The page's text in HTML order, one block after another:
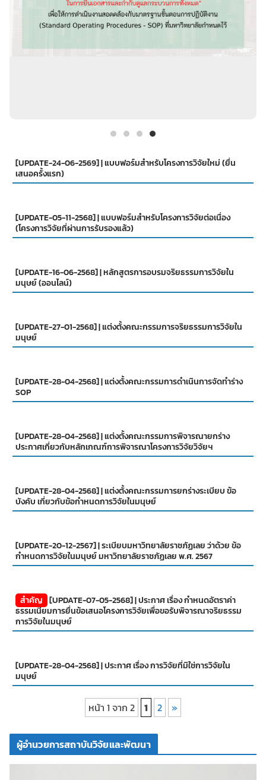
[UPDATE-24-06-2569] | แบบฟอร์มสำหรับโครงการวิจัยใหม่ (ยื่น
เสนอครั้งแรก)
[UPDATE-05-11-2568] | แบบฟอร์มสำหรับโครงการวิจัยต่อเนื่อง
(โครงการวิจัยที่ผ่านการรับรองแล้ว)
[UPDATE-16-06-2568] | หลักสูตรการอบรมจริยธรรมการวิจัยใน
มนุษย์ (ออนไลน์)
[UPDATE-27-01-2568] | แต่งตั้งคณะกรรมการจริยธรรมการวิจัยใน
มนุษย์
[UPDATE-28-04-2568] | แต่งตั้งคณะกรรมการดำเนินการจัดทำร่าง
SOP
[UPDATE-28-04-2568] | แต่งตั้งคณะกรรมการพิจารณายกร่าง
ประกาศเกี่ยวกับหลักเกณฑ์การพิจารณาโครงการวิจัยวิจัยฯ
[UPDATE-28-04-2568] | แต่งตั้งคณะกรรมการยกร่างระเบียบ ข้อ
บังคับ เกี่ยวกับข้อกำหนดการวิจัยในมนุษย์
[UPDATE-20-12-2567] | ระเบียบมหาวิทยาลัยราชภัฏเลย ว่าด้วย ข้อ
กำหนดการวิจัยในมนุษย์ มหาวิทยาลัยราชภัฏเลย พ.ศ. 2567
สำคัญ [UPDATE-07-05-2568] | ประกาศ เรื่อง กำหนดอัตราค่า
ธรรมเนียมการยื่นข้อเสนอโครงการวิจัยเพื่อขอรับพิจารณาจริยธรรม
การวิจัยในมนุษย์
[UPDATE-28-04-2568] | ประกาศ เรื่อง การวิจัยที่มิใช่การวิจัยใน
มนุษย์
หน้า 1 จาก 2 1 2 »
ผู้อำนวยการสถาบันวิจัยและพัฒนา